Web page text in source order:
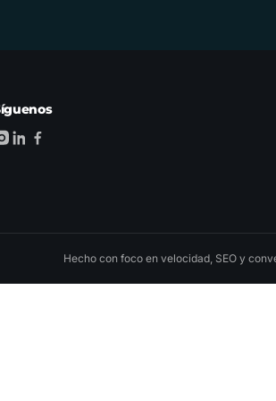
Hecho con foco en velocidad, SEO y